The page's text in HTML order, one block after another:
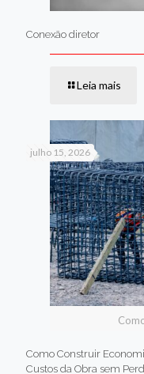
Conexão diretor
Leia mais
julho 15, 2026
Como Construir
Custos da Obra sem